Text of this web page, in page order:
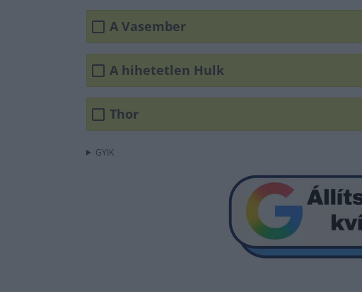
A Vasember
A hihetetlen Hulk
Thor
GYIK